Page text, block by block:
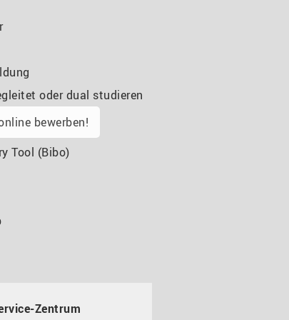
oder dual studieren
bewerben!
Tool (Bibo)
Zentrum